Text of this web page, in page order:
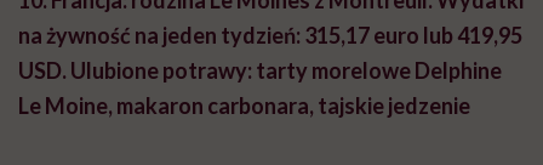
na żywność na jeden tydzień: 315,17 euro lub 419,95
USD. Ulubione potrawy: tarty morelowe Delphine
Le Moine, makaron carbonara, tajskie jedzenie